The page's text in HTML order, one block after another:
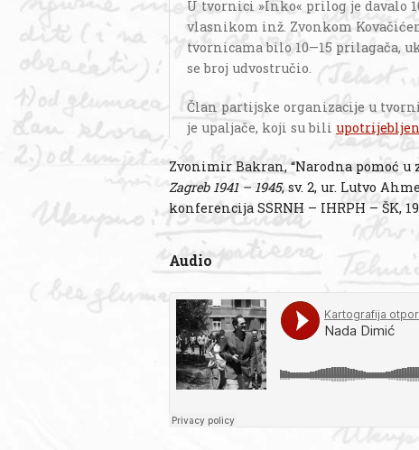
U tvornici »Inko« prilog je davalo
vlasnikom inž. Zvonkom
tvornicama bilo 10—15 prilagača,
se broj udvostručio.
Član partijske organizacije u
je upaljače, koji su bili
Zvonimir Bakran, “Narodna pomoć u
Zagreb 1941 – 1945, sv. 2, ur. Lutvo
konferencija SSRNH – IHRPH – ŠK,
Audio